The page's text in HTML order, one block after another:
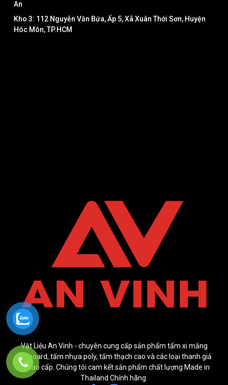
Vật Liệu An Vinh - chuyên cung cấp sản phẩm tấm xi măng
cenboard, tấm nhựa poly, tấm thạch cao và các loại thanh giả
gỗ cao cấp. Chúng tôi cam kết sản phẩm chất lượng Made in
Thailand Chính hãng.
An
Kho 3: 112 Nguyễn Văn Bứa, Ấp 5, Xã Xuân Thới Sơn, Huyện
Hóc Môn, TP.HCM